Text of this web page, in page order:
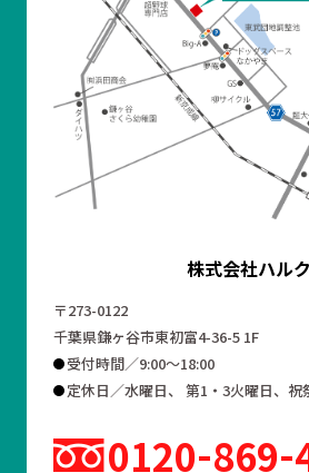
株式会社ハルク
〒273-0122
千葉県鎌ヶ谷市東初富4-36-5 1F
受付時間／9:00～18:00
定休日／水曜日、 第1・3火曜日、祝
0120 869